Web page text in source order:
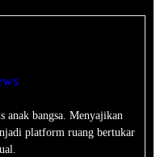
anak bangsa. Menyajikan
platform ruang bertukar